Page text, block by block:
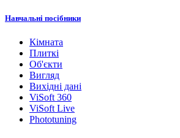
Навчальні посібники
Кімната
Плиткі
Об'єкти
Вигляд
Вихідні дані
ViSoft 360
ViSoft Live
Phototuning